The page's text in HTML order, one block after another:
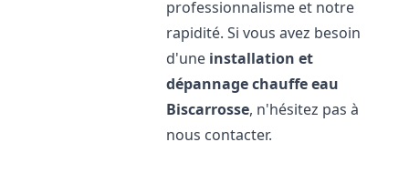
professionnalisme et notre
rapidité. Si vous avez besoin
d'une installation et
dépannage chauffe eau
Biscarrosse, n'hésitez pas à
nous contacter.